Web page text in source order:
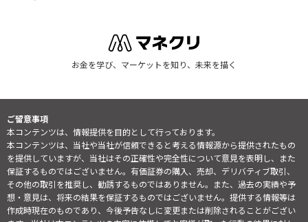
お金を学び、マーケットを知り、未来を描く
ご留意事項
本コンテンツは、情報提供を目的として行っております。
本コンテンツは、当社や当社が信頼できると考える情報源から提供されたもの
を提供していますが、当社はその正確性や完全性について意見を表明し、また
保証するものではございません。有価証券の購入、売却、デリバティブ取引、
その他の取引を推奨し、勧誘するものではありません。また、過去の実績や予
想・意見は、将来の結果を保証するものではございません。提供する情報等は
作成時現在のものであり、今後予告なしに変更または削除されることがござい